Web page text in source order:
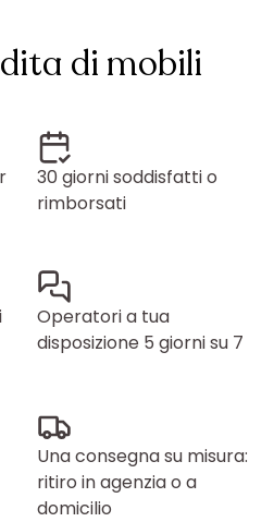
di mobili
30 giorni soddisfatti o
rimborsati
Operatori a tua
disposizione 5 giorni su 7
Una consegna su misura:
ritiro in agenzia o a
domicilio